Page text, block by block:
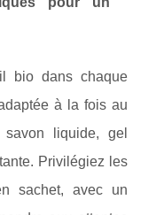
bio dans chaque
à la fois au
liquide, gel
Privilégiez les
sachet, avec un